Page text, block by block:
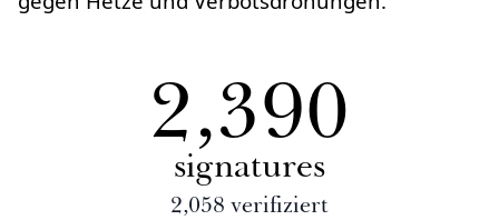
2,390
signatures
2,058 verifiziert